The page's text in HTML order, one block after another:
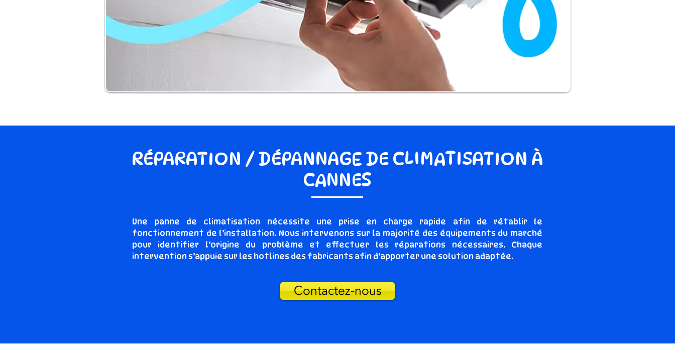
RÉPARATION / DÉPANNAGE DE CLIMATISATION À
CANNES
Une panne de climatisation nécessite une prise en charge rapide afin de rétablir le
fonctionnement de l’installation. Nous intervenons sur la majorité des équipements du marché
pour identifier l’origine du problème et effectuer les réparations nécessaires. Chaque
intervention s’appuie sur les hotlines des fabricants afin d’apporter une solution adaptée.
Contactez-nous